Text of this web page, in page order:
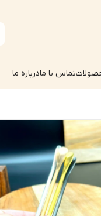
تماس با مادرباره ما